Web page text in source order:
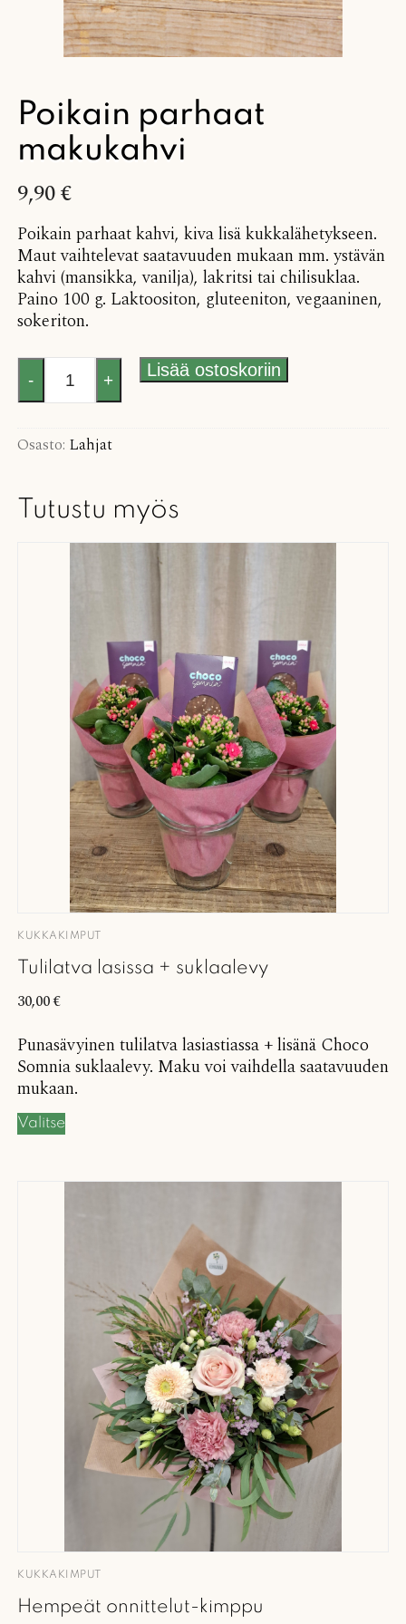
Poikain parhaat
makukahvi
9,90€
Poikain parhaat kahvi, kiva lisä kukkalähetykseen.
Maut vaihtelevat saatavuuden mukaan mm. ystävän
kahvi (mansikka, vanilja), lakritsi tai chilisuklaa.
Paino 100 g. Laktoositon, gluteeniton, vegaaninen,
sokeriton.
Poikain
parhaat
makukahvi
- +
Lisää ostoskoriin
Osasto: Lahjat
Tutustu myös
KUKKAKIMPUT
Tulilatva lasissa + suklaalevy
30,00€
Punasävyinen tulilatva lasiastiassa + lisänä Choco
Somnia suklaalevy. Maku voi vaihdella saatavuuden
mukaan.
Valitse
KUKKAKIMPUT
Hempeät onnittelut-kimppu